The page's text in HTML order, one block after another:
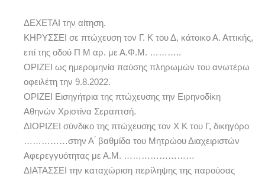
ΔΕΧΕΤΑΙ την αίτηση.
ΚΗΡΥΣΣΕΙ σε πτώχευση τον Γ. Κ του Δ, κάτοικο Α. Αττικής,
επί της οδού Π Μ αρ. με Α.Φ.Μ. ………..
ΟΡΙΖΕΙ ως ημερομηνία παύσης πληρωμών του ανωτέρω
οφειλέτη την 9.8.2022.
ΟΡΙΖΕΙ Εισηγήτρια της πτώχευσης την Ειρηνοδίκη
Αθηνών Χριστίνα Σεραπτσή.
ΔΙΟΡΙΖΕΙ σύνδικο της πτώχευσης τον Χ Κ του Γ, δικηγόρο
……………στην Α ́ βαθμίδα του Μητρώου Διαχειριστών
Αφερεγγυότητας με Α.Μ. ……………………
ΔΙΑΤΑΣΣΕΙ την καταχώριση περίληψης της παρούσας